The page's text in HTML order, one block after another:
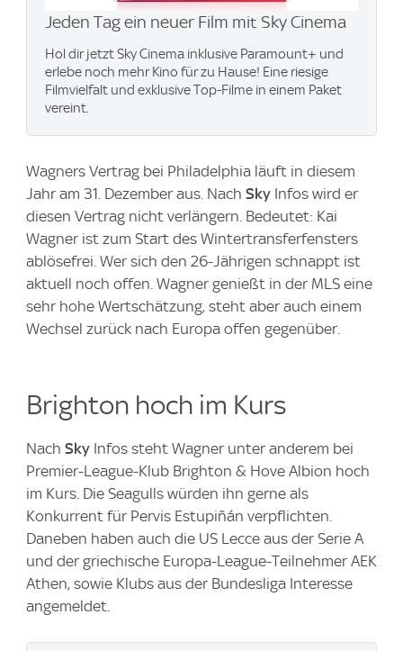
Jeden Tag ein neuer Film mit Sky Cinema
Hol dir jetzt Sky Cinema inklusive Paramount+​ und
erlebe noch mehr Kino für zu Hause! Eine riesige
Filmvielfalt und exklusive Top-Filme in einem Paket
vereint.
Wagners Vertrag bei Philadelphia läuft in diesem
Jahr am 31. Dezember aus. Nach Sky Infos wird er
diesen Vertrag nicht verlängern. Bedeutet: Kai
Wagner ist zum Start des Wintertransferfensters
ablösefrei. Wer sich den 26-Jährigen schnappt ist
aktuell noch offen. Wagner genießt in der MLS eine
sehr hohe Wertschätzung, steht aber auch einem
Wechsel zurück nach Europa offen gegenüber.
Brighton hoch im Kurs
Nach Sky Infos steht Wagner unter anderem bei
Premier-League-Klub Brighton & Hove Albion hoch
im Kurs. Die Seagulls würden ihn gerne als
Konkurrent für Pervis Estupiñán verpflichten.
Daneben haben auch die US Lecce aus der Serie A
und der griechische Europa-League-Teilnehmer AEK
Athen, sowie Klubs aus der Bundesliga Interesse
angemeldet.